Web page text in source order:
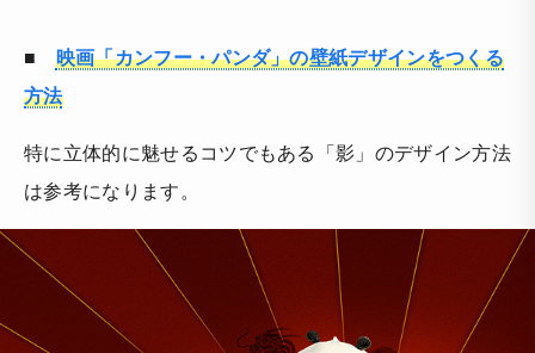
■ 映画「カンフー・パンダ」の壁紙デザインをつくる
方法
特に立体的に魅せるコツでもある「影」のデザイン方法
は参考になります。